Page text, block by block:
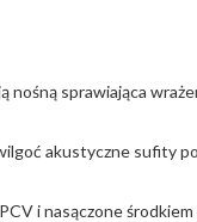
sprawiająca
akustyczne sufity
i nasączone